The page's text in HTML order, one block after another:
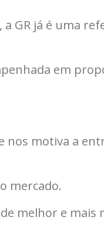
GR já é uma
em
nos motiva a
mercado.
melhor e mais